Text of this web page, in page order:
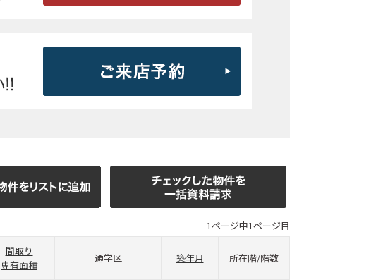
1ページ中1ページ目
間取り
専有面積
通学区 築年月 所在階/階数